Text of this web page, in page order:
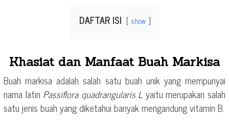
DAFTAR ISI show
Khasiat dan Manfaat Buah Markisa
Buah markisa adalah salah satu buah unik yang mempunyai
nama latin Passiflora quadrangularis L yaitu merupakan salah
satu jenis buah yang diketahui banyak mengandung vitamin B.